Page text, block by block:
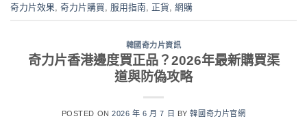
奇力片效果, 奇力片購買, 服用指南, 正貨, 網購
韓國奇力片資訊
奇力片香港邊度買正品？2026年最新購買渠
道與防偽攻略
POSTED ON2026 年 6 月 7 日 BY韓國奇力片官網